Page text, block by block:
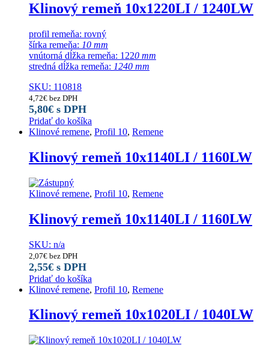
Klinový remeň 10x1220LI / 1240LW
profil remeňa: rovný
šírka remeňa: 10 mm
vnútorná dĺžka remeňa: 1220 mm
stredná dĺžka remeňa: 1240 mm
SKU: 110818
4,72€ bez DPH
5,80€ s DPH
Pridať do košíka
Klinové remene, Profil 10, Remene
Klinový remeň 10x1140LI / 1160LW
Klinové remene, Profil 10, Remene
Klinový remeň 10x1140LI / 1160LW
SKU: n/a
2,07€ bez DPH
2,55€ s DPH
Pridať do košíka
Klinové remene, Profil 10, Remene
Klinový remeň 10x1020LI / 1040LW